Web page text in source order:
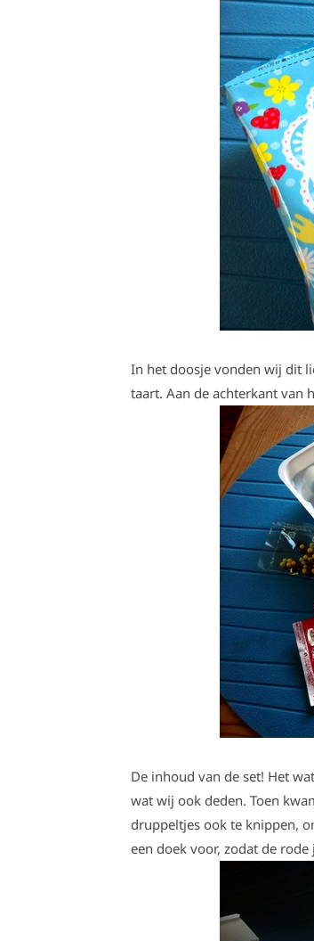
In het doosje vonden wij dit
taart. Aan de achterkant van
De inhoud van de set! Het
wat wij ook deden. Toen
druppeltjes ook te knippen,
een doek voor, zodat de